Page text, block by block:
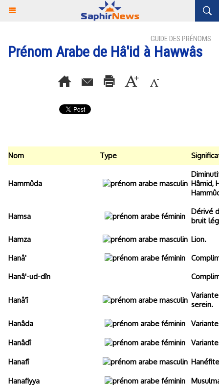
GUIDE DES PRÉNOMS
Prénom Arabe de Hâ'id à Hawwâs
Nom Type
Hammûda
Hâmid,
Hamsa
Dérivé
bruit
Hamza
Lion.
Hanâ'
Hanâ'-ud-dîn
Hanâ'î
serein.
Hanâda
Hanâdî
Hanafî
Hanafiyya